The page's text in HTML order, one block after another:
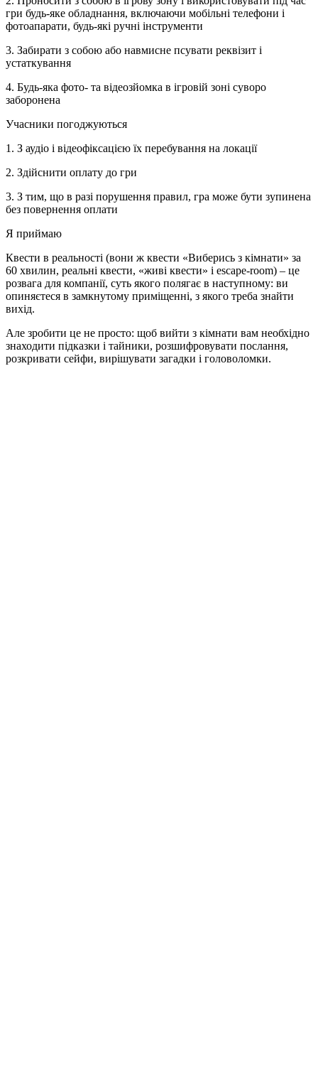
гри будь-яке обладнання, включаючи мобільні телефони і
фотоапарати, будь-які ручні інструменти
3. Забирати з собою або навмисне псувати реквізит і
устаткування
4. Будь-яка фото- та відеозйомка в ігровій зоні суворо
заборонена
Учасники погоджуються
1. З аудіо і відеофіксацією їх перебування на локації
2. Здійснити оплату до гри
3. З тим, що в разі порушення правил, гра може бути зупинена
без повернення оплати
Я приймаю
Квести в реальності (вони ж квести «Виберись з кімнати» за
60 хвилин, реальні квести, «живі квести» і escape-room) – це
розвага для компанії, суть якого полягає в наступному: ви
опиняєтеся в замкнутому приміщенні, з якого треба знайти
вихід.
Але зробити це не просто: щоб вийти з кімнати вам необхідно
знаходити підказки і тайники, розшифровувати послання,
розкривати сейфи, вирішувати загадки і головоломки.